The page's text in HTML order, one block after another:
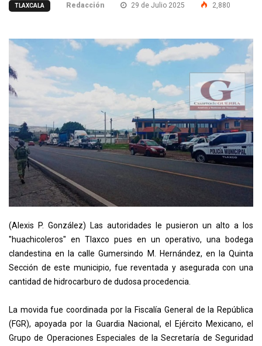
TLAXCALA Redacción 29 de Julio 2025 2,880
(Alexis P. González) Las autoridades le pusieron un alto a los
"huachicoleros" en Tlaxco pues en un operativo, una bodega
clandestina en la calle Gumersindo M. Hernández, en la Quinta
Sección de este municipio, fue reventada y asegurada con una
cantidad de hidrocarburo de dudosa procedencia.
La movida fue coordinada por la Fiscalía General de la República
(FGR), apoyada por la Guardia Nacional, el Ejército Mexicano, el
Grupo de Operaciones Especiales de la Secretaría de Seguridad